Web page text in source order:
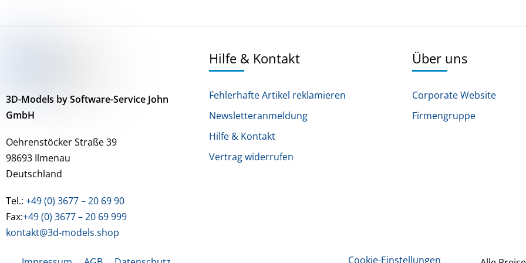
3D-Models by Software-Service John
GmbH
Oehrenstöcker Straße 39
98693 Ilmenau
Deutschland
Tel.: +49 (0) 3677 – 20 69 90
Fax:+49 (0) 3677 – 20 69 999
kontakt@3d-models.shop
Hilfe & Kontakt
Fehlerhafte Artikel reklamieren
Newsletteranmeldung
Hilfe & Kontakt
Vertrag widerrufen
Über uns
Corporate Website
Firmengruppe
Cookie-Einstellungen